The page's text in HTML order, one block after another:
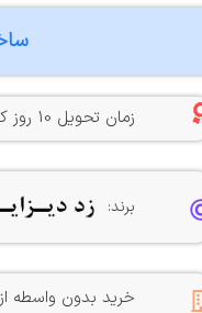
زمان تحویل 10 روز کاری
برند:
خرید بدون واسطه